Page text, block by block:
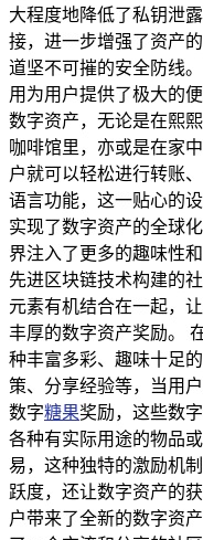
大程度地降低了私钥泄
接，进一步增强了资产
道坚不可摧的安全防线
用为用户提供了极大的
数字资产，无论是在熙
咖啡馆里，亦或是在家
户就可以轻松进行转账
语言功能，这一贴心的
实现了数字资产的全球
界注入了更多的趣味性
先进区块链技术构建的
元素有机结合在一起，
丰厚的数字资产奖励。
种丰富多彩、趣味十足
策、分享经验等，当用
数字糖果奖励，这些数
各种有实际用途的物品
易，这种独特的激励机
跃度，还让数字资产的
户带来了全新的数字资